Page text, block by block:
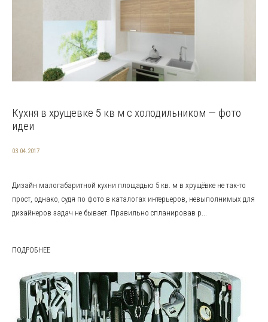
Кухня в хрущевке 5 кв м с холодильником — фото
идеи
03.04.2017
Дизайн малогабаритной кухни площадью 5 кв. м в хрущёвке не так-то
прост, однако, судя по фото в каталогах интерьеров, невыполнимых для
дизайнеров задач не бывает. Правильно спланировав р...
ПОДРОБНЕЕ